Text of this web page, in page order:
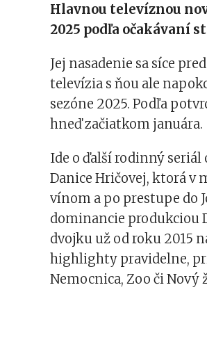
Hlavnou televíznou
2025 podľa očakávaní
Jej nasadenie sa síce
televízia s ňou ale
sezóne 2025. Podľa
hneď začiatkom januára.
Ide o ďalší rodinný
Danice Hričovej, ktorá v
vínom a po prestupe do
dominancie produkciou
dvojku už od roku 2015
highlighty pravidelne,
Nemocnica, Zoo či Nový